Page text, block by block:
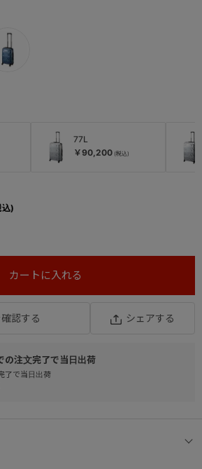
の注文完了で当日出荷
了で当日出荷
77L
￥90,200
認する シェアする